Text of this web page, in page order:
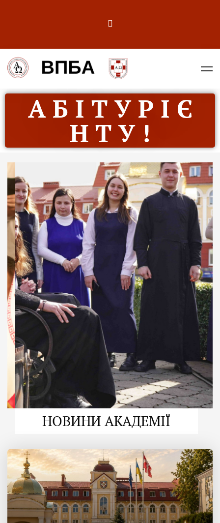
А Б І Т У Р І Є
Н Т У !
ДУХОВНО СИЛЬНІ!
ВПБА — спільнота, де
формується
покликання
Читати більше
НОВИНИ АКАДЕМІЇ